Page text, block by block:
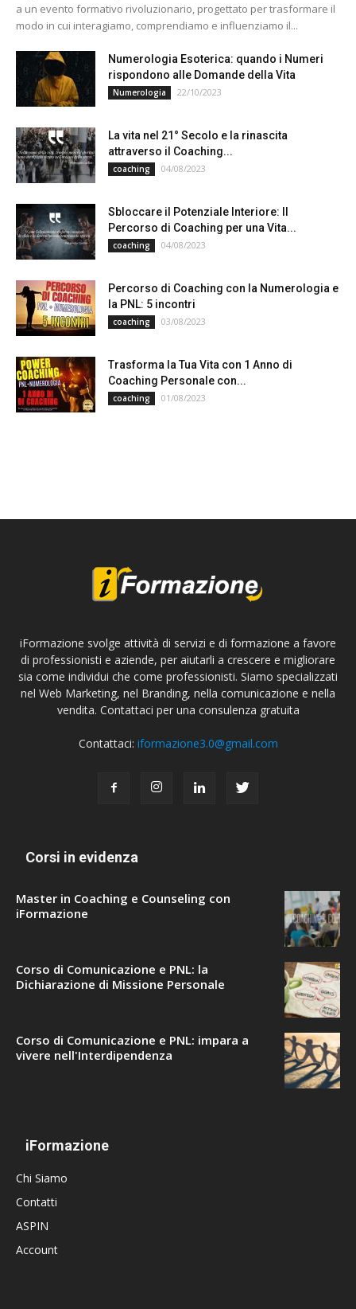
a un evento formativo rivoluzionario, progettato per trasformare il
modo in cui interagiamo, comprendiamo e influenziamo il...
Numerologia Esoterica: quando i Numeri
rispondono alle Domande della Vita
Numerologia 22/10/2023
La vita nel 21° Secolo e la rinascita
attraverso il Coaching...
coaching 04/08/2023
Sbloccare il Potenziale Interiore: Il
Percorso di Coaching per una Vita...
coaching 04/08/2023
Percorso di Coaching con la Numerologia e
la PNL: 5 incontri
coaching 03/08/2023
Trasforma la Tua Vita con 1 Anno di
Coaching Personale con...
coaching 01/08/2023
iFormazione svolge attività di servizi e di formazione a favore
di professionisti e aziende, per aiutarli a crescere e migliorare
sia come individui che come professionisti. Siamo specializzati
nel Web Marketing, nel Branding, nella comunicazione e nella
vendita. Contattaci per una consulenza gratuita
Contattaci: iformazione3.0@gmail.com
Corsi in evidenza
Master in Coaching e Counseling con
iFormazione
Corso di Comunicazione e PNL: la
Dichiarazione di Missione Personale
Corso di Comunicazione e PNL: impara a
vivere nell'Interdipendenza
iFormazione
Chi Siamo
Contatti
ASPIN
Account